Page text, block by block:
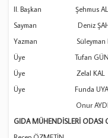
II. Başkan
Sayman Deniz
Yazman Süleyman
Üye Tufan
Üye Zelal KAL
Üye Funda UYAR
Onur
GIDA MÜHENDİSLERİ ODASI